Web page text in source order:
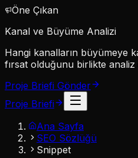
Öne Çıkan
Kanal ve Büyüme Analizi
Hangi kanalların büyümeye
fırsat olduğunu birlikte analiz
Proje Briefi Gönder
Proje Briefi
Ana Sayfa
SEO Sözlüğü
Snippet